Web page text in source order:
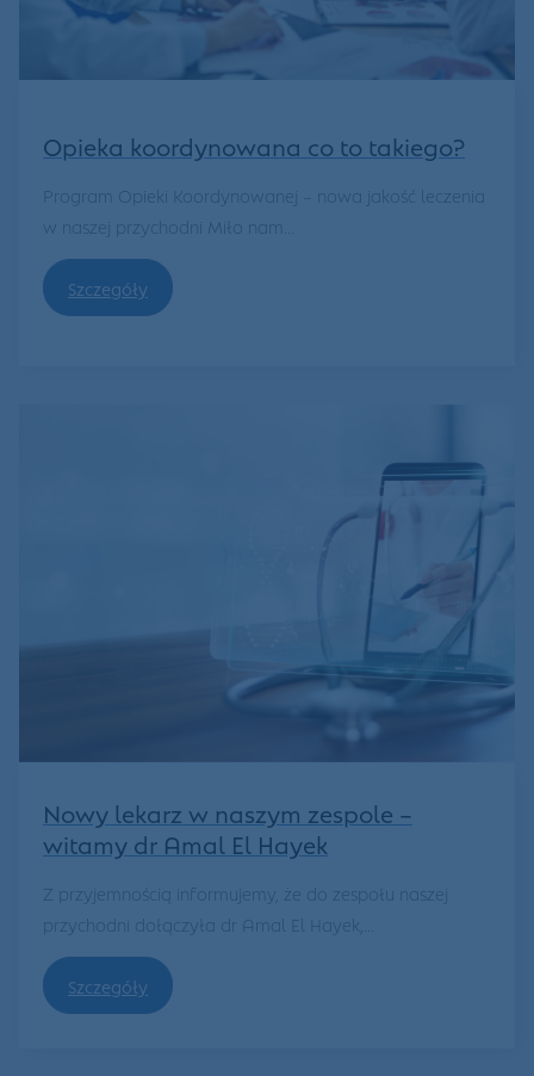
Opieka koordynowana co to takiego?
Program Opieki Koordynowanej – nowa jakość leczenia
w naszej przychodni Miło nam...
Szczegóły
Nowy lekarz w naszym zespole –
witamy dr Amal El Hayek
Z przyjemnością informujemy, że do zespołu naszej
przychodni dołączyła dr Amal El Hayek,...
Szczegóły